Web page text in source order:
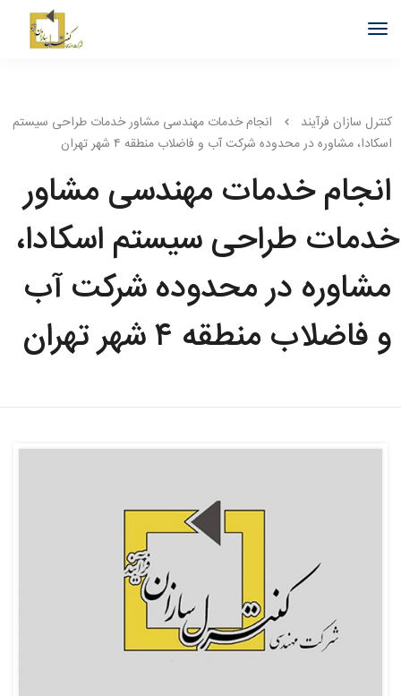
کنترل سازان فرآیند
انجام خدمات مهندسی مشاور خدمات طراحی سیستم
اسکادا، مشاوره در محدوده شرکت آب و فاضلاب منطقه ۴ شهر تهران
انجام خدمات مهندسی مشاور
خدمات طراحی سیستم اسکادا،
مشاوره در محدوده شرکت آب
و فاضلاب منطقه ۴ شهر تهران